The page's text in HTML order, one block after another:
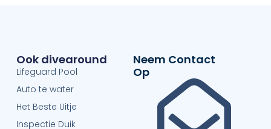
Ook divearound
Lifeguard Pool
Auto te water
Het Beste Uitje
Inspectie Duik
Neem Contact
Op